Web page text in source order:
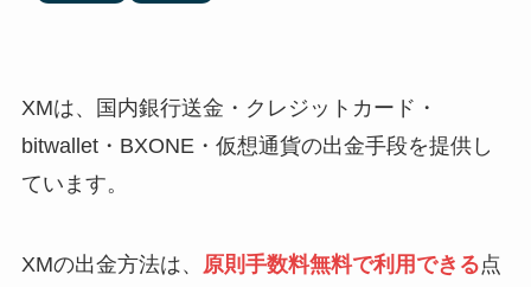
XMは、国内銀行送金・クレジットカード・
bitwallet・BXONE・仮想通貨の出金手段を提供し
ています。
XMの出金方法は、 原則手数料無料で利用できる点